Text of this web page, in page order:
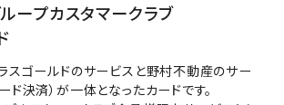
ープカスタマークラブ
スゴールドのサービスと野村不動産のサー
ド決済）が一体となったカードです。